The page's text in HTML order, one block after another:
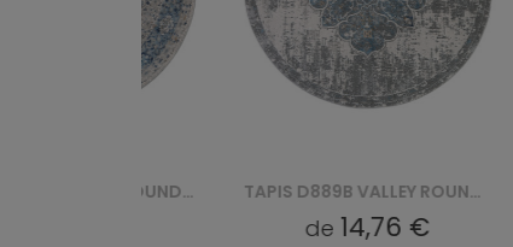
TAPIS D889B VALLEY ROUND - NIEBIESKI, BIAŁY
14,76 €